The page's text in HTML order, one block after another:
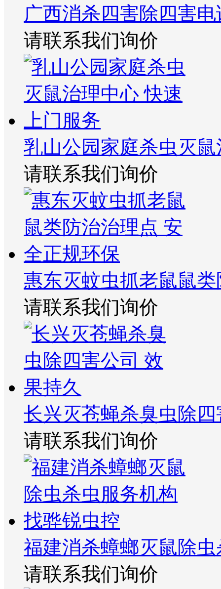
广西消杀四害除四害
请联系我们询价
乳山公园家庭杀虫灭
请联系我们询价
惠东灭蚊虫抓老鼠鼠
请联系我们询价
长兴灭苍蝇杀臭虫除
请联系我们询价
福建消杀蟑螂灭鼠除
请联系我们询价